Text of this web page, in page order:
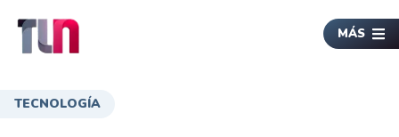
MÁS
TECNOLOGÍA